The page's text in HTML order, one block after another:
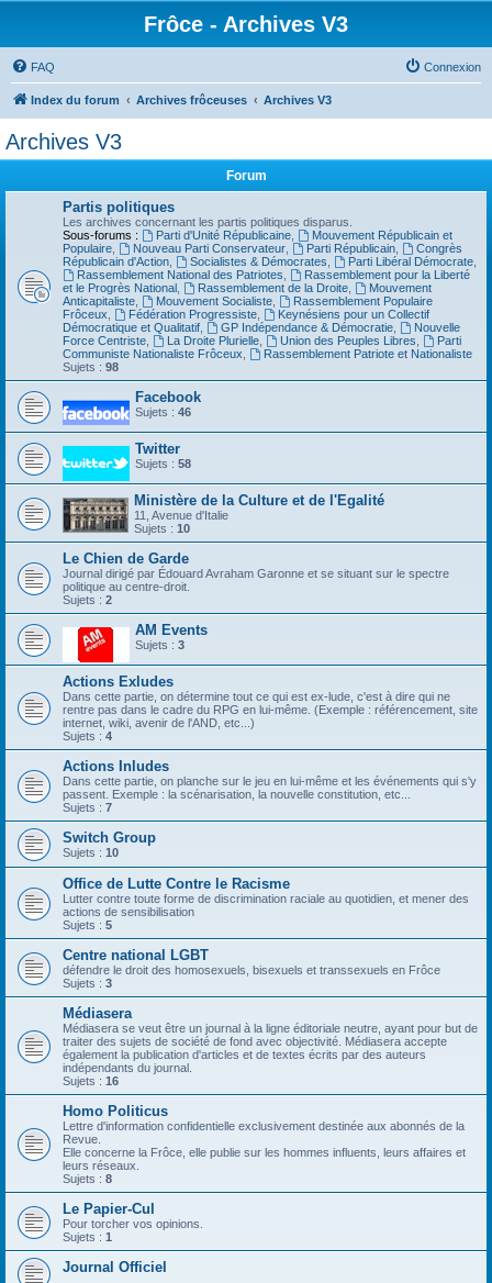
Frôce - Archives V3
FAQ Connexion
Index du forum Archives frôceuses Archives V3
Archives V3
Forum
Partis politiques
Les archives concernant les partis politiques disparus.
Sous-forums :
Parti d'Unité Républicaine,
Mouvement Républicain et
Populaire
Nouveau Parti Conservateur, Parti Républicain,
Congrès
Républicain d'Action
Socialistes & Démocrates Parti Libéral Démocrate,
Rassemblement National des Patriotes
Rassemblement pour la Liberté
et le Progrès National
Rassemblement de la Droite,
Mouvement
Anticapitaliste
Mouvement Socialiste,
Rassemblement Populaire
Frôceux
Fédération Progressiste,
Keynésiens pour un Collectif
Démocratique et Qualitatif
GP Indépendance & Démocratie,
Nouvelle
Force Centriste
La Droite Plurielle, Union des Peuples Libres
Parti
Communiste Nationaliste Frôceux
Rassemblement Patriote et Nationaliste
Sujets : 98
Facebook
Sujets : 46
Twitter
Sujets : 58
Ministère de la Culture et de l'Egalité
11, Avenue d'Italie
Sujets : 10
Le Chien de Garde
Journal dirigé par Édouard Avraham Garonne et se situant sur le spectre
politique au centre-droit.
Sujets : 2
AM Events
Sujets : 3
Actions Exludes
Dans cette partie, on détermine tout ce qui est ex-lude, c'est à dire qui ne
rentre pas dans le cadre du RPG en lui-même. (Exemple : référencement, site
internet, wiki, avenir de l'AND, etc...)
Sujets : 4
Actions Inludes
Dans cette partie, on planche sur le jeu en lui-même et les événements qui s'y
passent. Exemple : la scénarisation, la nouvelle constitution, etc...
Sujets : 7
Switch Group
Sujets : 10
Office de Lutte Contre le Racisme
Lutter contre toute forme de discrimination raciale au quotidien, et mener des
actions de sensibilisation
Sujets : 5
Centre national LGBT
défendre le droit des homosexuels, bisexuels et transsexuels en Frôce
Sujets : 3
Médiasera
Médiasera se veut être un journal à la ligne éditoriale neutre, ayant pour but de
traiter des sujets de société de fond avec objectivité. Médiasera accepte
également la publication d'articles et de textes écrits par des auteurs
indépendants du journal.
Sujets : 16
Homo Politicus
Lettre d'information confidentielle exclusivement destinée aux abonnés de la
Revue.
Elle concerne la Frôce, elle publie sur les hommes influents, leurs affaires et
leurs réseaux.
Sujets : 8
Le Papier-Cul
Pour torcher vos opinions.
Sujets : 1
Journal Officiel